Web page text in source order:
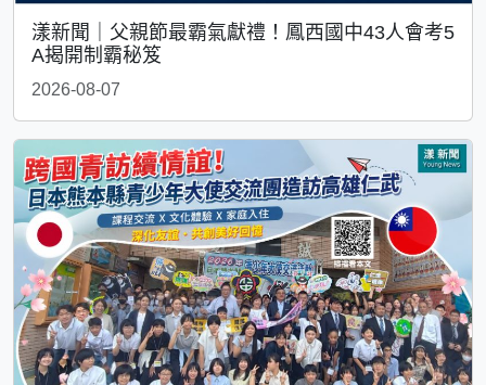
漾新聞｜父親節最霸氣獻禮！鳳西國中43人會考5
A揭開制霸秘笈
2026-08-07